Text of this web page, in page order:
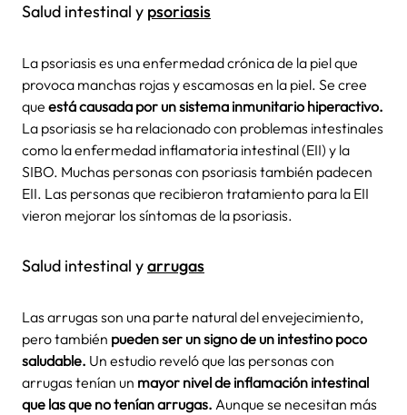
Salud intestinal y psoriasis
La psoriasis es una enfermedad crónica de la piel que
provoca manchas rojas y escamosas en la piel. Se cree
que está causada por un sistema inmunitario hiperactivo.
La psoriasis se ha relacionado con problemas intestinales
como la enfermedad inflamatoria intestinal (EII) y la
SIBO. Muchas personas con psoriasis también padecen
EII. Las personas que recibieron tratamiento para la EII
vieron mejorar los síntomas de la psoriasis.
Salud intestinal yarrugas
Las arrugas son una parte natural del envejecimiento,
pero también pueden ser un signo de un intestino poco
saludable. Un estudio reveló que las personas con
arrugas tenían un mayor nivel de inflamación intestinal
que las que no tenían arrugas. Aunque se necesitan más